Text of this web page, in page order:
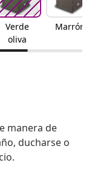
Verde
oliva
Marrón
manera de
ducharse o